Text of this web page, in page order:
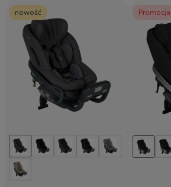
nowość Promocja